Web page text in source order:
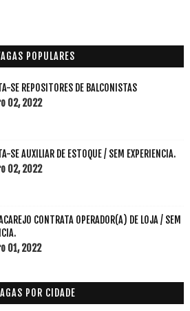
POPULARES
SE REPOSITORES DE BALCONISTAS
02, 2022
SE AUXILIAR DE ESTOQUE / SEM EXPERIENCIA.
02, 2022
CONTRATA OPERADOR(A) DE LOJA / SEM
01, 2022
POR CIDADE